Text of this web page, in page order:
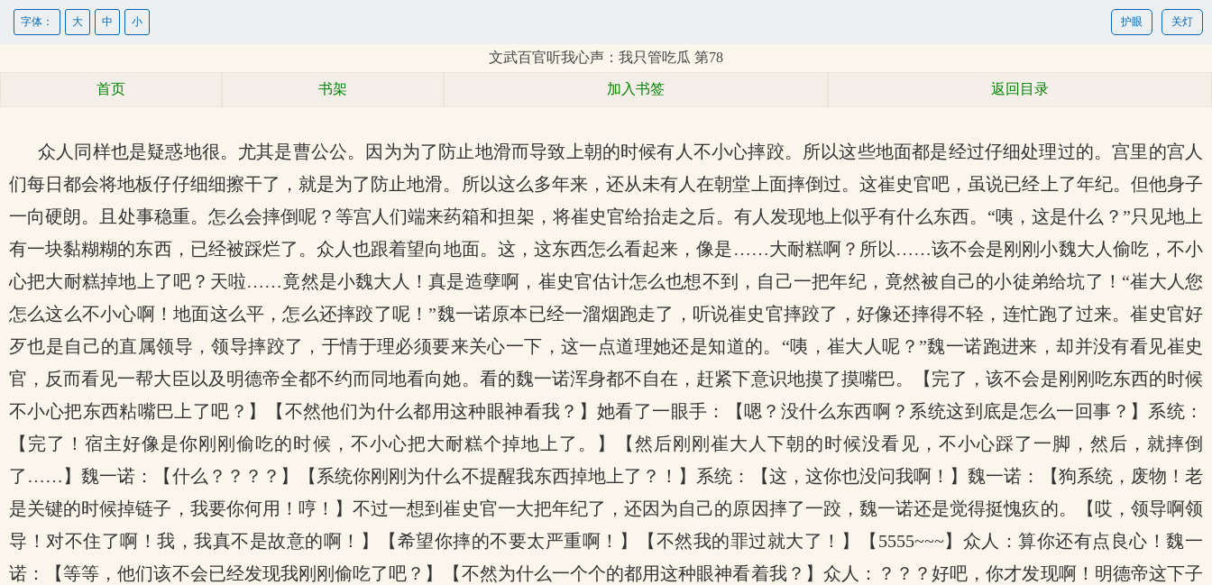
关灯
护眼
字体： 大 中 小
文武百官听我心声：我只管吃瓜 第78
首页 书架 加入书签 返回目录
众人同样也是疑惑地很。尤其是曹公公。因为为了防止地滑而导致上朝的时候有人不小心摔跤。所以这些地面都是经过仔细处理过的。宫里的宫人
们每日都会将地板仔仔细细擦干了，就是为了防止地滑。所以这么多年来，还从未有人在朝堂上面摔倒过。这崔史官吧，虽说已经上了年纪。但他身子
一向硬朗。且处事稳重。怎么会摔倒呢？等宫人们端来药箱和担架，将崔史官给抬走之后。有人发现地上似乎有什么东西。“咦，这是什么？”只见地上
有一块黏糊糊的东西，已经被踩烂了。众人也跟着望向地面。这，这东西怎么看起来，像是……大耐糕啊？所以……该不会是刚刚小魏大人偷吃，不小
心把大耐糕掉地上了吧？天啦……竟然是小魏大人！真是造孽啊，崔史官估计怎么也想不到，自己一把年纪，竟然被自己的小徒弟给坑了！“崔大人您
怎么这么不小心啊！地面这么平，怎么还摔跤了呢！”魏一诺原本已经一溜烟跑走了，听说崔史官摔跤了，好像还摔得不轻，连忙跑了过来。崔史官好
歹也是自己的直属领导，领导摔跤了，于情于理必须要来关心一下，这一点道理她还是知道的。“咦，崔大人呢？”魏一诺跑进来，却并没有看见崔史
官，反而看见一帮大臣以及明德帝全都不约而同地看向她。看的魏一诺浑身都不自在，赶紧下意识地摸了摸嘴巴。【完了，该不会是刚刚吃东西的时候
不小心把东西粘嘴巴上了吧？】【不然他们为什么都用这种眼神看我？】她看了一眼手：【嗯？没什么东西啊？系统这到底是怎么一回事？】系统：
【完了！宿主好像是你刚刚偷吃的时候，不小心把大耐糕个掉地上了。】【然后刚刚崔大人下朝的时候没看见，不小心踩了一脚，然后，就摔倒
了……】魏一诺：【什么？？？？】【系统你刚刚为什么不提醒我东西掉地上了？！】系统：【这，这你也没问我啊！】魏一诺：【狗系统，废物！老
是关键的时候掉链子，我要你何用！哼！】不过一想到崔史官一大把年纪了，还因为自己的原因摔了一跤，魏一诺还是觉得挺愧疚的。【哎，领导啊领
导！对不住了啊！我，我真不是故意的啊！】【希望你摔的不要太严重啊！】【不然我的罪过就大了！】【5555~~~】众人：算你还有点良心！魏一
诺：【等等，他们该不会已经发现我刚刚偷吃了吧？】【不然为什么一个个的都用这种眼神看着我？】众人：？？？好吧，你才发现啊！明德帝这下子